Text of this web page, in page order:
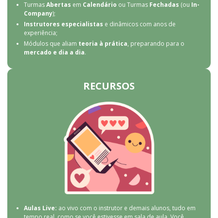
TurmasAbertas em Calendário ou Turmas Fechadas (ou In-
Company);
Instrutores especialistas e dinâmicos com anos de
experiência;
Módulos que aliam teoria à prática, preparando para o
mercado e dia a dia.
RECURSOS
Aulas Live: ao vivo com o instrutor e demais alunos, tudo em